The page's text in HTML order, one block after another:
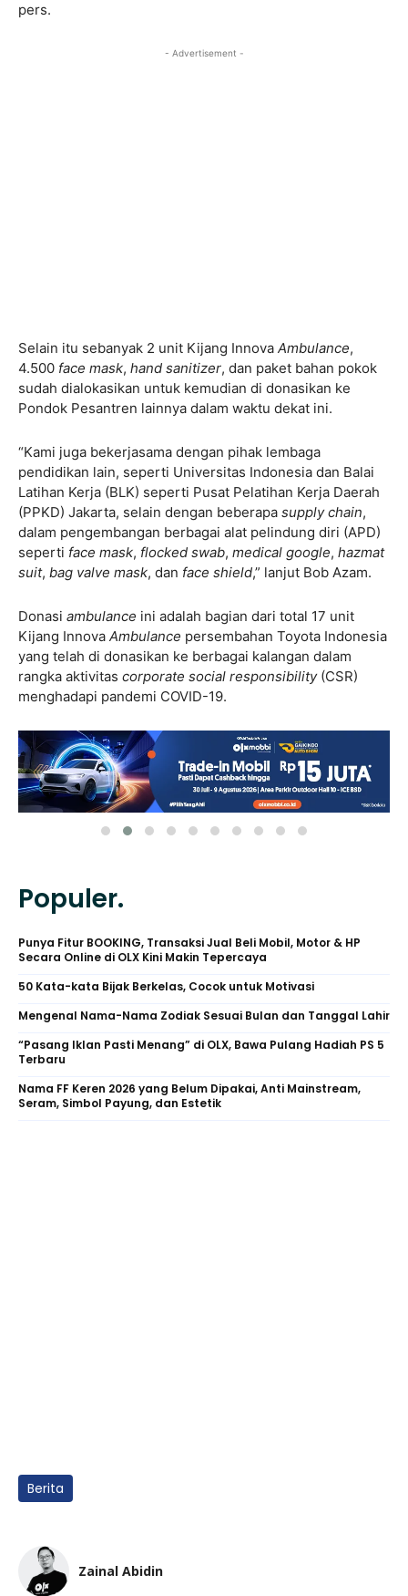
pers.
- Advertisement -
Selain itu sebanyak 2 unit Kijang Innova Ambulance,
4.500 face mask, hand sanitizer, dan paket bahan pokok
sudah dialokasikan untuk kemudian di donasikan ke
Pondok Pesantren lainnya dalam waktu dekat ini.
“Kami juga bekerjasama dengan pihak lembaga
pendidikan lain, seperti Universitas Indonesia dan Balai
Latihan Kerja (BLK) seperti Pusat Pelatihan Kerja Daerah
(PPKD) Jakarta, selain dengan beberapa supply chain,
dalam pengembangan berbagai alat pelindung diri (APD)
seperti face mask, flocked swab, medical google, hazmat
suit, bag valve mask, dan face shield,” lanjut Bob Azam.
Donasi ambulance ini adalah bagian dari total 17 unit
Kijang Innova Ambulance persembahan Toyota Indonesia
yang telah di donasikan ke berbagai kalangan dalam
rangka aktivitas corporate social responsibility(CSR)
menghadapi pandemi COVID-19.
Populer.
Punya Fitur BOOKING, Transaksi Jual Beli Mobil, Motor & HP
Secara Online di OLX Kini Makin Tepercaya
50 Kata-kata Bijak Berkelas, Cocok untuk Motivasi
Mengenal Nama-Nama Zodiak Sesuai Bulan dan Tanggal Lahir
“Pasang Iklan Pasti Menang” di OLX, Bawa Pulang Hadiah PS 5
Terbaru
Nama FF Keren 2026 yang Belum Dipakai, Anti Mainstream,
Seram, Simbol Payung, dan Estetik
Berita
Zainal Abidin